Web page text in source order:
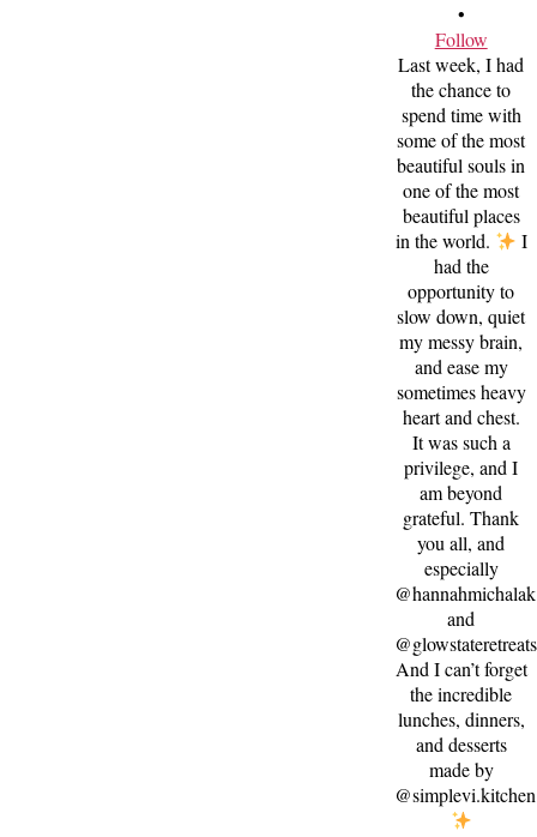
•
Follow
Last week, I had
the chance to
spend time with
some of the most
beautiful souls in
one of the most
beautiful places
in the world.
I
had the
opportunity to
slow down, quiet
my messy brain,
and ease my
sometimes heavy
heart and chest.
It was such a
privilege, and I
am beyond
grateful. Thank
you all, and
especially
@hannahmichalak
and
@glowstateretreats
And I can’t forget
the incredible
lunches, dinners,
and desserts
made by
@simplevi.kitchen